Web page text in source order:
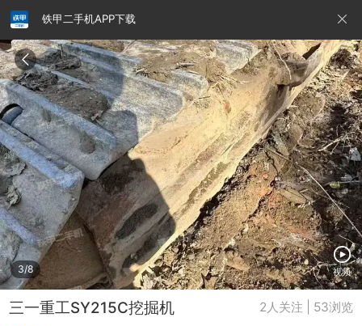
铁甲二手机APP下载
3/8 视频
三一重工SY215C挖掘机 2人关注 | 53浏览
请输入手机号
提
交
即
表
示
您
同
意
《隐
私
政
策》
铁甲龙总部 4000099032 认证经纪人